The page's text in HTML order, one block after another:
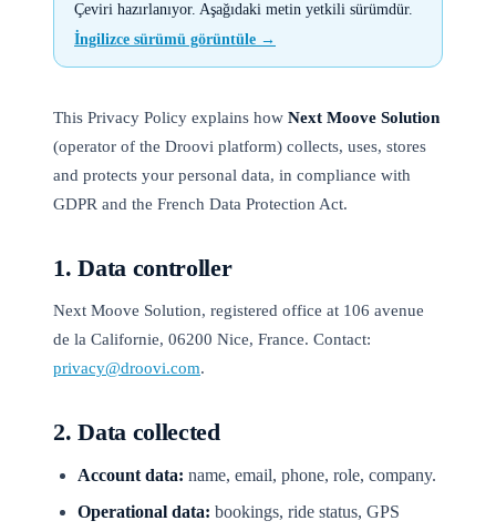
Çeviri hazırlanıyor. Aşağıdaki metin yetkili sürümdür.
İngilizce sürümü görüntüle →
This Privacy Policy explains how Next Moove Solution
(operator of the Droovi platform) collects, uses, stores
and protects your personal data, in compliance with
GDPR and the French Data Protection Act.
1. Data controller
Next Moove Solution, registered office at 106 avenue
de la Californie, 06200 Nice, France. Contact:
privacy@droovi.com.
2. Data collected
Account data: name, email, phone, role, company.
Operational data: bookings, ride status, GPS